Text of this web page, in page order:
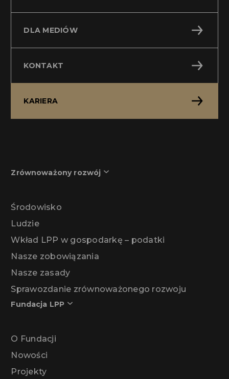
DLA MEDIÓW
KONTAKT
KARIERA
Zrównoważony rozwój
Środowisko
Ludzie
Wkład LPP w gospodarkę – podatki
Nasze zobowiązania
Nasze zasady
Sprawozdanie zrównoważonego rozwoju
Fundacja LPP
O Fundacji
Nowości
Projekty